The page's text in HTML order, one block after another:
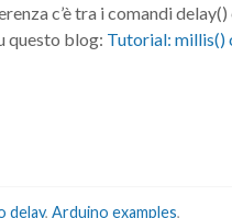
c’è tra i comandi
questo blog: Tutorial: millis()
delay, Arduino examples,